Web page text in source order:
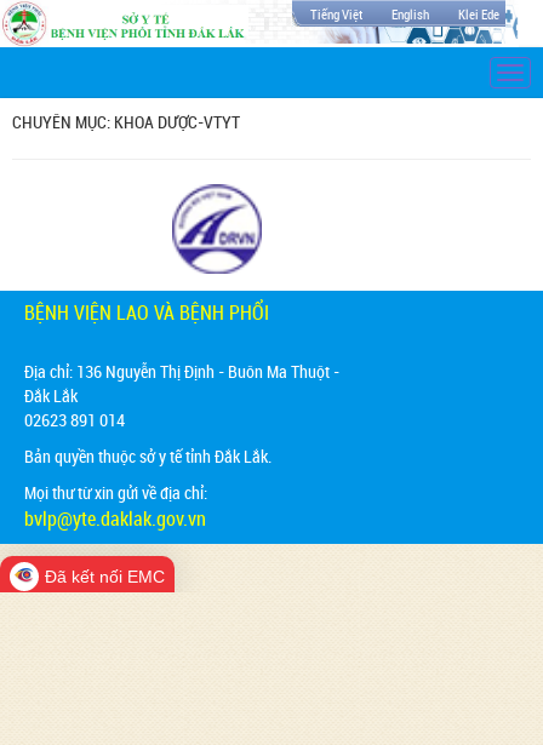
Tiếng Việt English Klei Ede
CHUYÊN MỤC: KHOA DƯỢC-VTYT
BỆNH VIỆN LAO VÀ BỆNH PHỔI
Địa chỉ: 136 Nguyễn Thị Định - Buôn Ma Thuột -
Đắk Lắk
02623 891 014
Bản quyền thuộc sở y tế tỉnh Đắk Lắk.
Mọi thư từ xin gửi về địa chỉ:
bvlp@yte.daklak.gov.vn
Đã kết nối EMC